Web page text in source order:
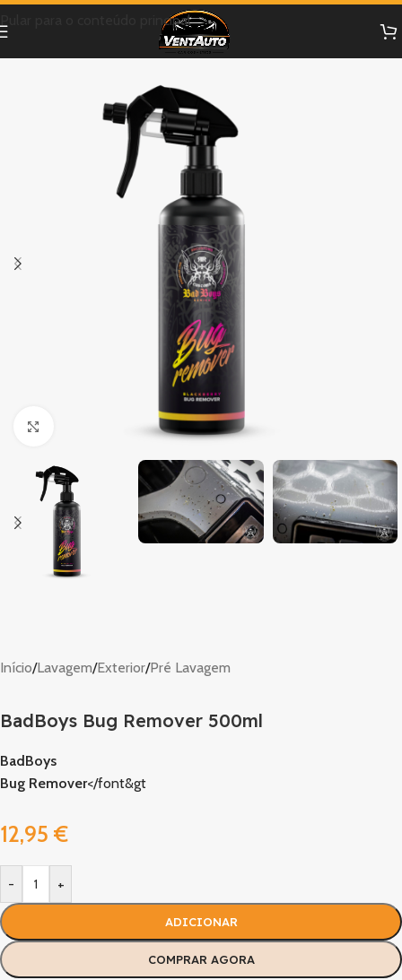
Pular para o conteúdo principal
Clique para ampliar
Início/Lavagem/Exterior/Pré Lavagem
BadBoys Bug Remover 500ml
BadBoys
Bug Remover</font&gt
12,95 €
- +
ADICIONAR
COMPRAR AGORA